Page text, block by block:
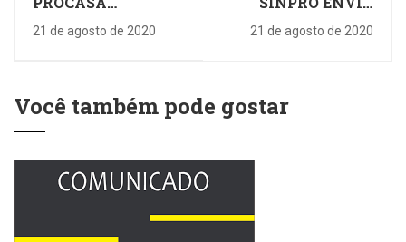
MATERIAIS PARA
CONSTRUÇÃO
21 de agosto de 2020
PROVAS CONTRA
UNOPAR/PITÁGORAS
21 de agosto de 2020
Você também pode gostar